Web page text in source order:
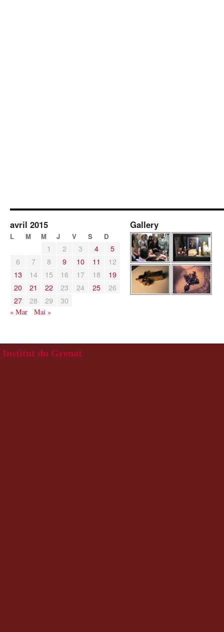
avril 2015
L M M J V S D
1 2 3 4
5
6
7 8 9 10 11
12
13
14 15 16 17 18
19
20
21 22 23 24 25
26
27
28 29 30
« Mar Mai »
Gallery
Institut du Grenat